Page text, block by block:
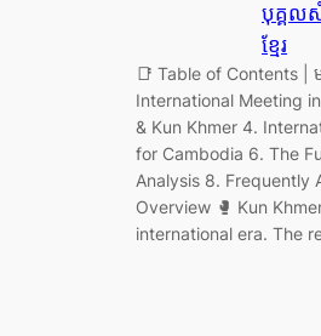
បុគ្គល
ខ្មែរ
📑 Table of Contents |
International Meeting
& Kun Khmer 4.
for Cambodia 6. The
Analysis 8. Frequently
Overview 🥊 Kun
international era. The